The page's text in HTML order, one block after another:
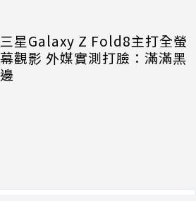
三星Galaxy Z Fold8主打全螢
幕觀影 外媒實測打臉：滿滿黑
邊